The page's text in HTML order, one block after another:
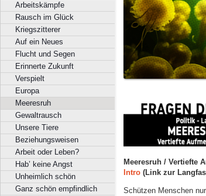
Arbeitskämpfe
Rausch im Glück
Kriegszitterer
Auf ein Neues
Flucht und Segen
Erinnerte Zukunft
Verspielt
Europa
Meeresruh
Gewaltrausch
Unsere Tiere
Beziehungsweisen
Arbeit oder Leben?
Hab’ keine Angst
Unheimlich schön
Ganz schön empfindlich
Meeresruh / Vertiefte
Intro (Link zur
Schützen Menschen